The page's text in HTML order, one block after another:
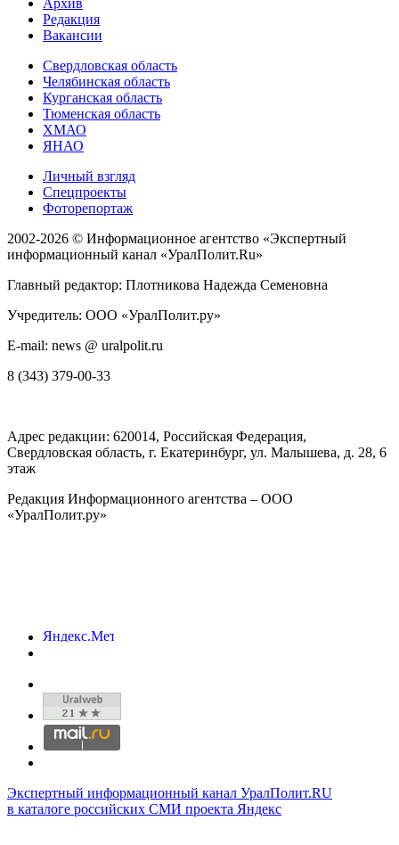
Архив
Редакция
Вакансии
Свердловская область
Челябинская область
Курганская область
Тюменская область
ХМАО
ЯНАО
Личный взгляд
Спецпроекты
Фоторепортаж
2002-2026 © Информационное агентство «Экспертный
информационный канал «УралПолит.Ru»
Главный редактор: Плотникова Надежда Семеновна
Учредитель: ООО «УралПолит.ру»
E-mail: news @ uralpolit.ru
8 (343) 379-00-33
Адрес редакции: 620014, Российская Федерация,
Свердловская область, г. Екатеринбург, ул. Малышева, д. 28, 6
этаж
Редакция Информационного агентства – ООО
«УралПолит.ру»
Экспертный информационный канал УралПолит.RU
в каталоге российских СМИ проекта Яндекс